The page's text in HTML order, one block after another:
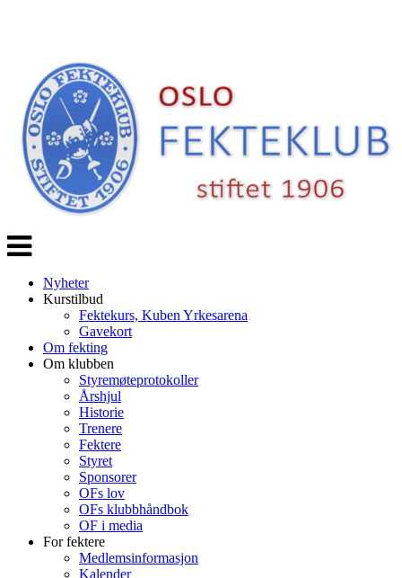
Veksle
navigasjon
Nyheter
Kurstilbud
Fektekurs, Kuben Yrkesarena
Gavekort
Om fekting
Om klubben
Styremøteprotokoller
Årshjul
Historie
Trenere
Fektere
Styret
Sponsorer
OFs lov
OFs klubbhåndbok
OF i media
For fektere
Medlemsinformasjon
Kalender